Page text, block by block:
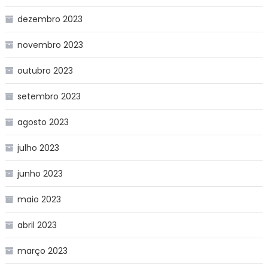
dezembro 2023
novembro 2023
outubro 2023
setembro 2023
agosto 2023
julho 2023
junho 2023
maio 2023
abril 2023
março 2023